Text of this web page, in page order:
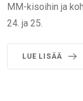
MM-kisoihin ja
24. ja 25.
LUE LISÄÄ